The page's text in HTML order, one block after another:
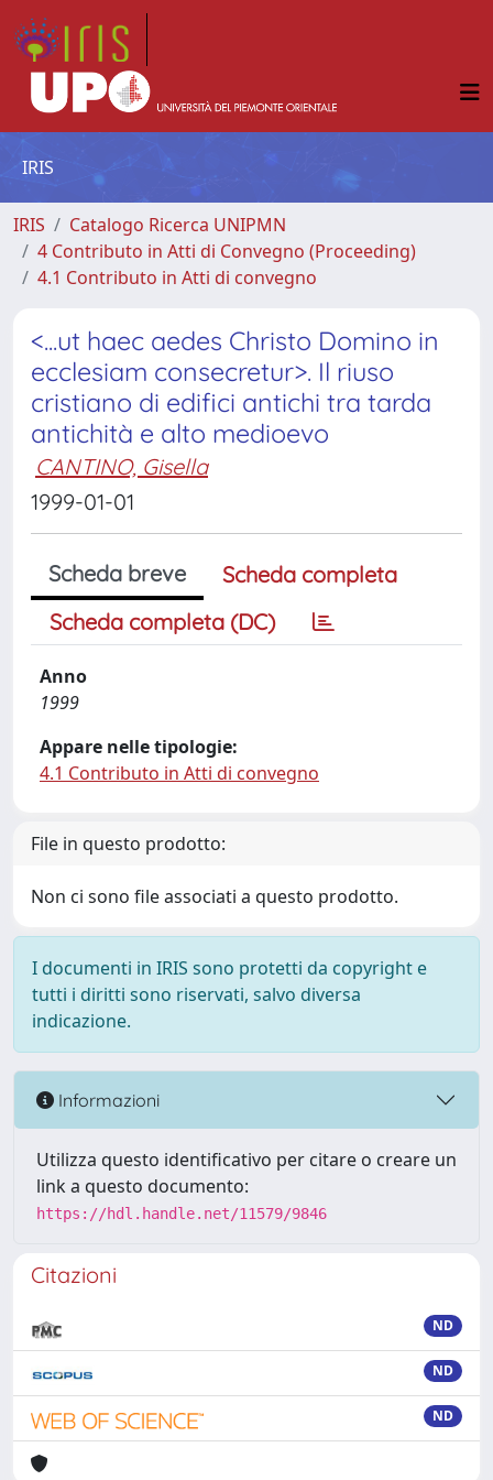
IRIS
IRIS
Catalogo Ricerca UNIPMN
4 Contributo in Atti di Convegno (Proceeding)
4.1 Contributo in Atti di convegno
<...ut haec aedes Christo Domino in
ecclesiam consecretur>. Il riuso
cristiano di edifici antichi tra tarda
antichità e alto medioevo
CANTINO, Gisella
1999-01-01
Scheda breve
Scheda completa
Scheda completa (DC)
Anno
1999
Appare nelle tipologie:
4.1 Contributo in Atti di convegno
File in questo prodotto:
Non ci sono file associati a questo prodotto.
I documenti in IRIS sono protetti da copyright e
tutti i diritti sono riservati, salvo diversa
indicazione.
Informazioni
Utilizza questo identificativo per citare o creare un
link a questo documento:
https://hdl.handle.net/11579/9846
Citazioni
ND
ND
ND